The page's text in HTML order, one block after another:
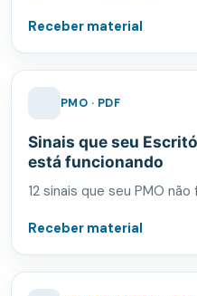
Receber material
PMO · PDF
Sinais que seu
está funcionando
12 sinais que seu PMO não
Receber material